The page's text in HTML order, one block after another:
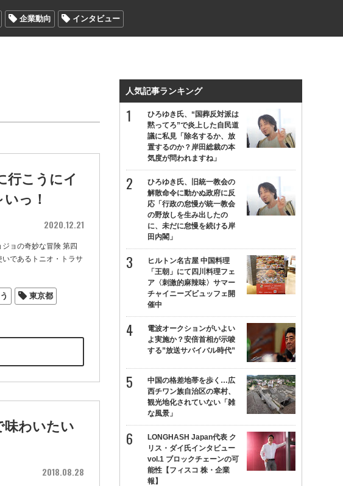
企業動向 インタビュー
行こうにイ
っ！
2020.12.21
ョの奇妙な冒険 第四
であるトニオ・トラサ
東京都
味わいたい
2018.08.28
人気記事ランキング
ひろゆき氏、“国葬反対派は
黙ってろ”で炎上した自民道
議に私見「除名するか、放
置するのか？岸田総裁の本
気度が問われますね」
ひろゆき氏、旧統一教会の
解散命令に動かぬ政府に反
応「行政の怠慢が統一教会
の野放しを生み出したの
に、未だに怠慢を続ける岸
田内閣」
ヒルトン名古屋 中国料理
「王朝」にて四川料理フェ
ア〈刺激的麻辣味〉サマー
チャイニーズビュッフェ開
催中
電波オークションがいよい
よ実施か？安倍首相が示唆
する”放送サバイバル時代”
中国の格差地帯を歩く…広
西チワン族自治区の寒村、
観光地化されていない「雑
な風景」
LONGHASH Japan代表 ク
リス・ダイ氏インタビュー
vol.1 ブロックチェーンの可
能性【フィスコ 株・企業
報】